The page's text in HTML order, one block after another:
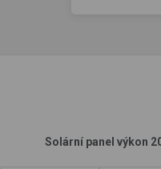
Solární panel výkon